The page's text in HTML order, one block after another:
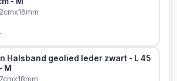
Halsband geolied leder zwart - L 45
M